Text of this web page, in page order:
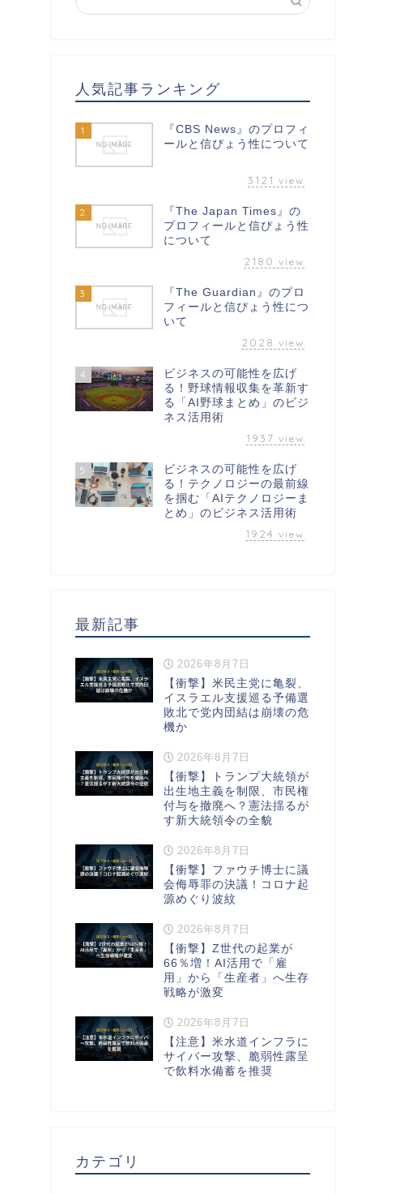
人気記事ランキング
1
『CBS News』のプロフィ
ールと信ぴょう性について
3121 view
2
『The Japan Times』の
プロフィールと信ぴょう性
について
2180 view
3
『The Guardian』のプロ
フィールと信ぴょう性につ
いて
2028 view
4
ビジネスの可能性を広げ
る！野球情報収集を革新す
る「AI野球まとめ」のビジ
ネス活用術
1937 view
5
ビジネスの可能性を広げ
る！テクノロジーの最前線
を掴む「AIテクノロジーま
とめ」のビジネス活用術
1924 view
最新記事
2026年8月7日
【衝撃】米民主党に亀裂、
イスラエル支援巡る予備選
敗北で党内団結は崩壊の危
機か
2026年8月7日
【衝撃】トランプ大統領が
出生地主義を制限、市民権
付与を撤廃へ？憲法揺るが
す新大統領令の全貌
2026年8月7日
【衝撃】ファウチ博士に議
会侮辱罪の決議！コロナ起
源めぐり波紋
2026年8月7日
【衝撃】Z世代の起業が
66％増！AI活用で「雇
用」から「生産者」へ生存
戦略が激変
2026年8月7日
【注意】米水道インフラに
サイバー攻撃、脆弱性露呈
で飲料水備蓄を推奨
カテゴリ